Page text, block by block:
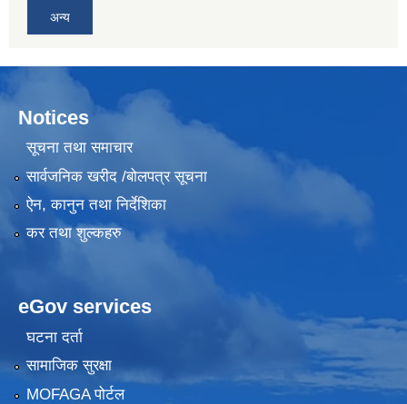
अन्य
Notices
सूचना तथा समाचार
सार्वजनिक खरीद /बोलपत्र सूचना
ऐन, कानुन तथा निर्देशिका
कर तथा शुल्कहरु
eGov services
घटना दर्ता
सामाजिक सुरक्षा
MOFAGA पोर्टल